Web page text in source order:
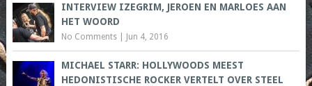
INTERVIEW IZEGRIM, JEROEN EN MARLOES AAN
HET WOORD
No Comments| Jun 4, 2016
MICHAEL STARR: HOLLYWOODS MEEST
HEDONISTISCHE ROCKER VERTELT OVER STEEL